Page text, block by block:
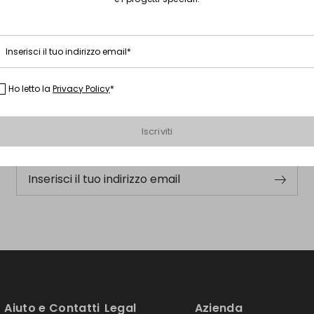
Iscriviti alla nostra Newsletter
arrivi, gli eventi e i progetti speciali.
Inserisci il tuo indirizzo email
Aiuto e Contatti Legal Azienda
Inserisci il tuo indirizzo email*
Ho letto la Privacy Policy*
Iscriviti